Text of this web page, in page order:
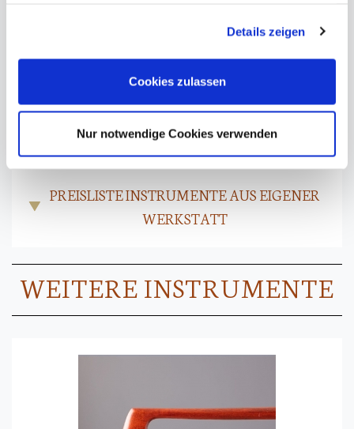
Cookies, wenn Sie unsere Webseite weiterhin nutzen.
Details zeigen
Cookies zulassen
Nur notwendige Cookies verwenden
Bereits verkauft.
PREISLISTE INSTRUMENTE AUS EIGENER
WERKSTATT
WEITERE INSTRUMENTE